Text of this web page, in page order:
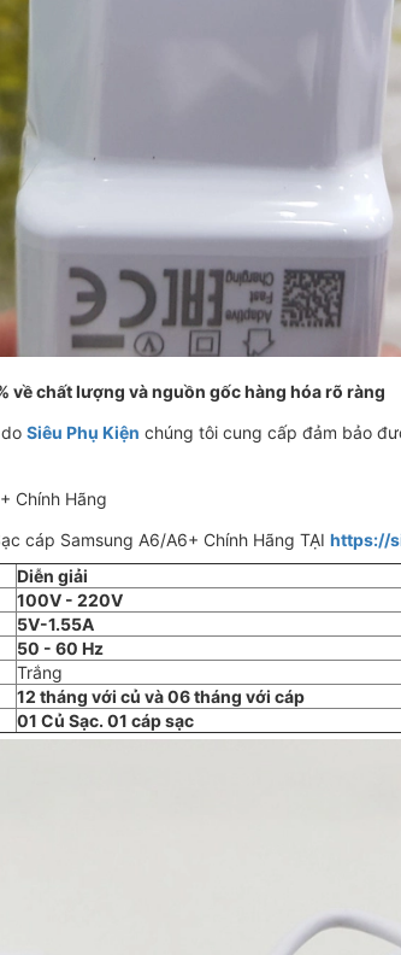
về chất lượng và nguồn gốc hàng hóa rõ ràng
Siêu Phụ Kiện chúng tôi cung cấp đảm bảo
cáp Samsung A6/A6+ Chính Hãng TẠI https://
Diễn giải
100V - 220V
5V-1.55A
50 - 60 Hz
Trắng
12 tháng với củ và 06 tháng với cáp
01 Củ Sạc. 01 cáp sạc